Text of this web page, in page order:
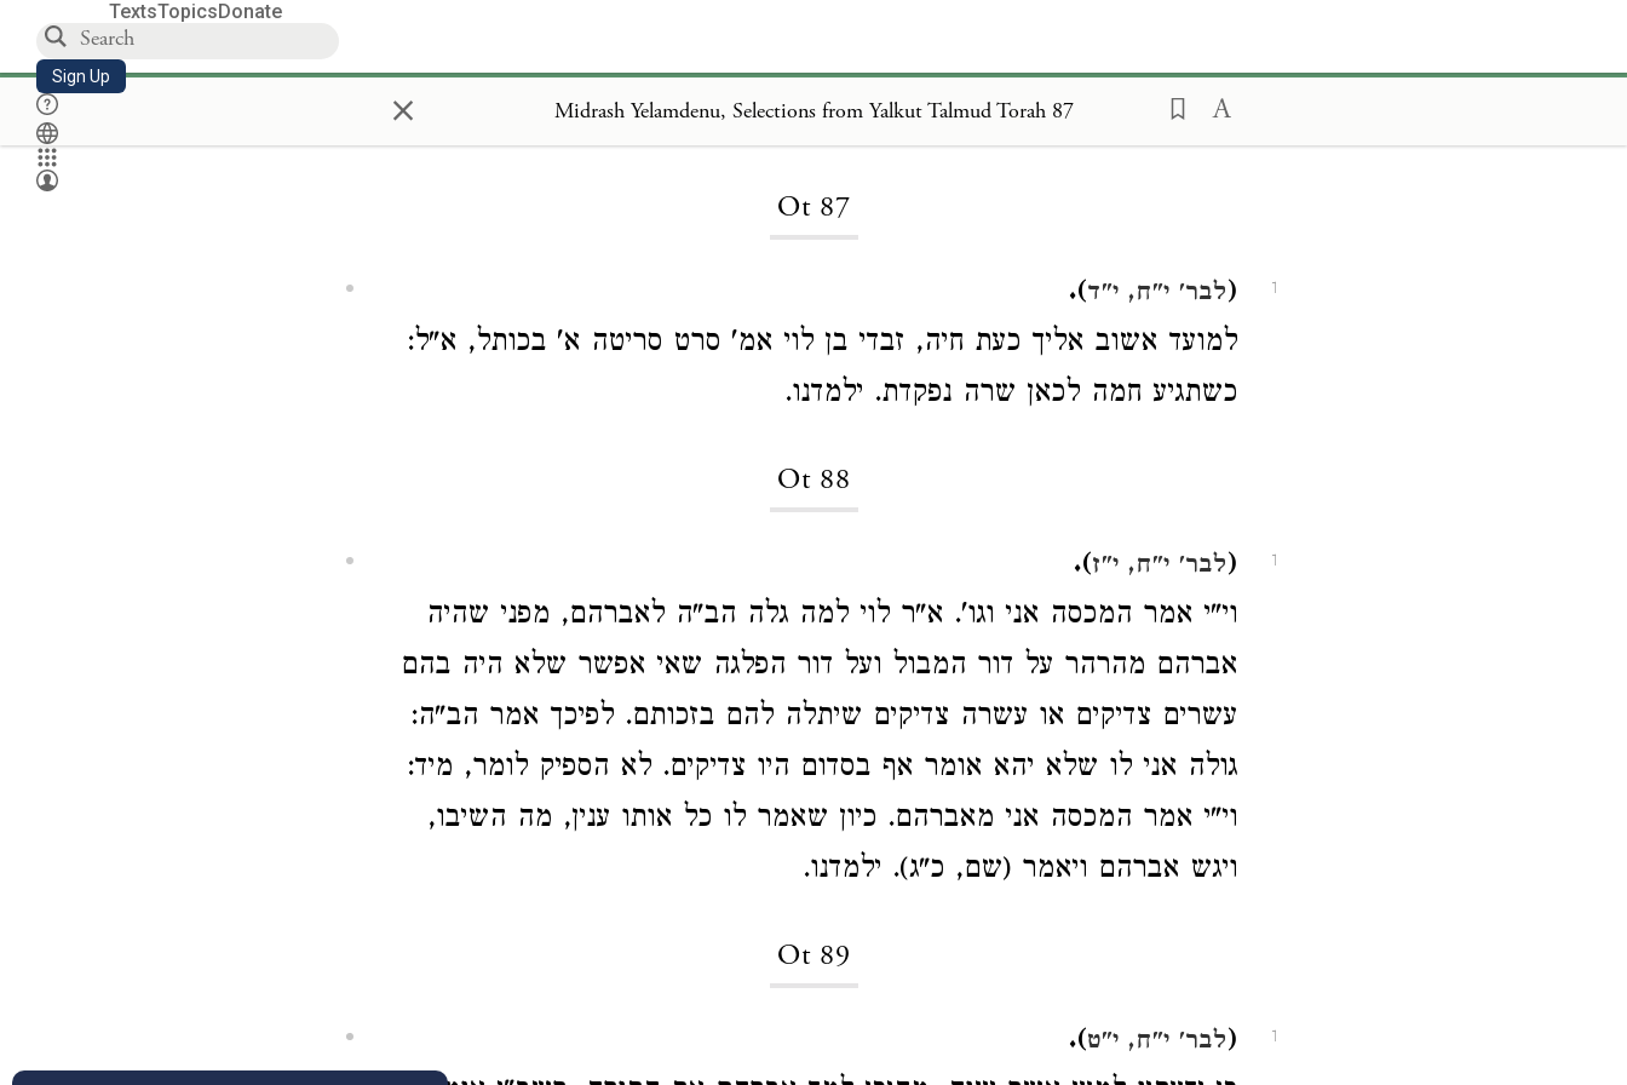
TextsTopicsDonate
Sign Up × Midrash Yelamdenu, Selections from Yalkut Talmud Torah 87
Ot 87
1
(לבר' י"ח, י"ד).
למועד אשוב אליך כעת חיה, זבדי בן לוי אמ' סרט סריטה א' בכותל, א"ל:
כשתגיע חמה לכאן שרה נפקדת. ילמדנו.
Ot 88
1
(לבר' י"ח, י"ז).
וי"י אמר המכסה אני וגו'. א"ר לוי למה גלה הב"ה לאברהם, מפני שהיה
אברהם מהרהר על דור המבול ועל דור הפלגה שאי אפשר שלא היה בהם
עשרים צדיקים או עשרה צדיקים שיתלה להם בזכותם. לפיכך אמר הב"ה:
גולה אני לו שלא יהא אומר אף בסדום היו צדיקים. לא הספיק לומר, מיד:
וי"י אמר המכסה אני מאברהם. כיון שאמר לו כל אותו ענין, מה השיבו,
ויגש אברהם ויאמר (שם, כ"ג). ילמדנו.
Ot 89
1
(לבר' י"ח, י"ט).